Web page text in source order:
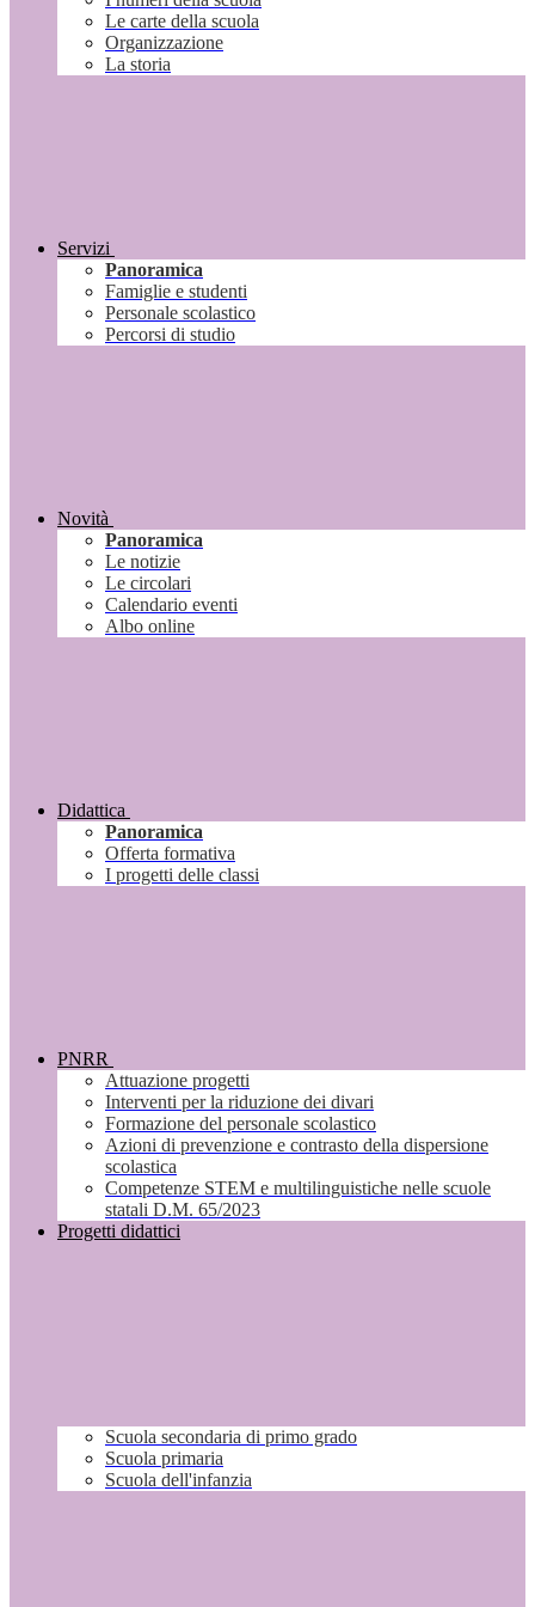
Le carte della scuola
Organizzazione
La storia
Servizi
Panoramica
Famiglie e studenti
Personale scolastico
Percorsi di studio
Novità
Panoramica
Le notizie
Le circolari
Calendario eventi
Albo online
Didattica
Panoramica
Offerta formativa
I progetti delle classi
PNRR
Attuazione progetti
Interventi per la riduzione dei divari
Formazione del personale scolastico
Azioni di prevenzione e contrasto della dispersione
scolastica
Competenze STEM e multilinguistiche nelle scuole
statali D.M. 65/2023
Progetti didattici
Scuola secondaria di primo grado
Scuola primaria
Scuola dell'infanzia